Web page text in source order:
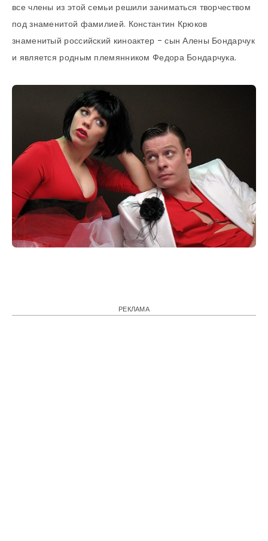
все члены из этой семьи решили заниматься творчеством
под знаменитой фамилией. Константин Крюков
знаменитый российский киноактер - сын Алены Бондарчук
и является родным племянником Федора Бондарчука.
РЕКЛАМА